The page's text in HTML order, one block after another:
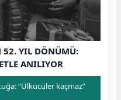
52. YIL DÖNÜMÜ:
ANILIYOR
“Ülkücüler kaçmaz”